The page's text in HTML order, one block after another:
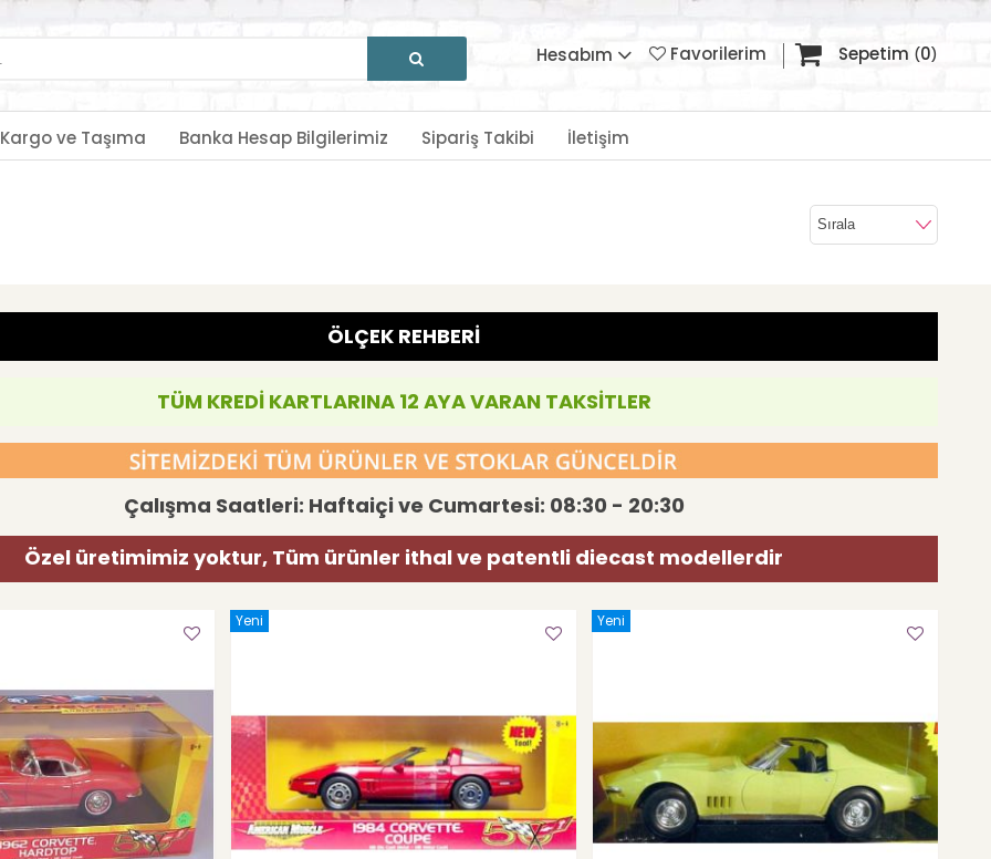
Sepetim 0
Favorilerim
Hesabım
Kargo ve Taşıma Banka Hesap Bilgilerimiz Sipariş Takibi İletişim
ÖLÇEK REHBERİ
TÜM KREDİ KARTLARINA 12 AYA VARAN TAKSİTLER
Çalışma Saatleri: Haftaiçi ve Cumartesi: 08:30 - 20:30
Özel üretimimiz yoktur, Tüm ürünler ithal ve patentli diecast modellerdir
Yeni Yeni